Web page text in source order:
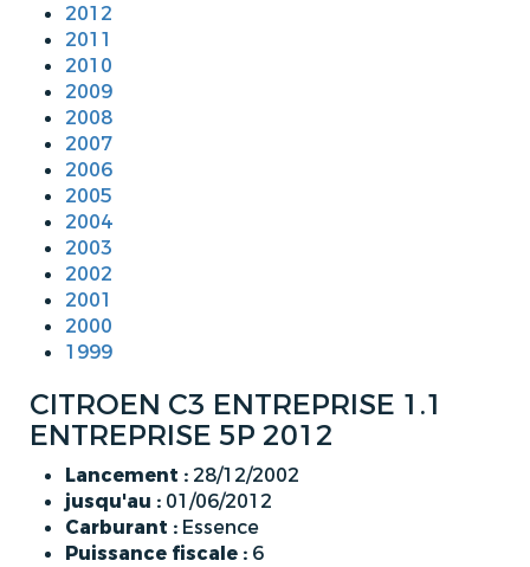
2012
2011
2010
2009
2008
2007
2006
2005
2004
2003
2002
2001
2000
1999
CITROEN C3 ENTREPRISE 1.1
ENTREPRISE 5P 2012
Lancement : 28/12/2002
jusqu'au : 01/06/2012
Carburant : Essence
Puissance fiscale : 6